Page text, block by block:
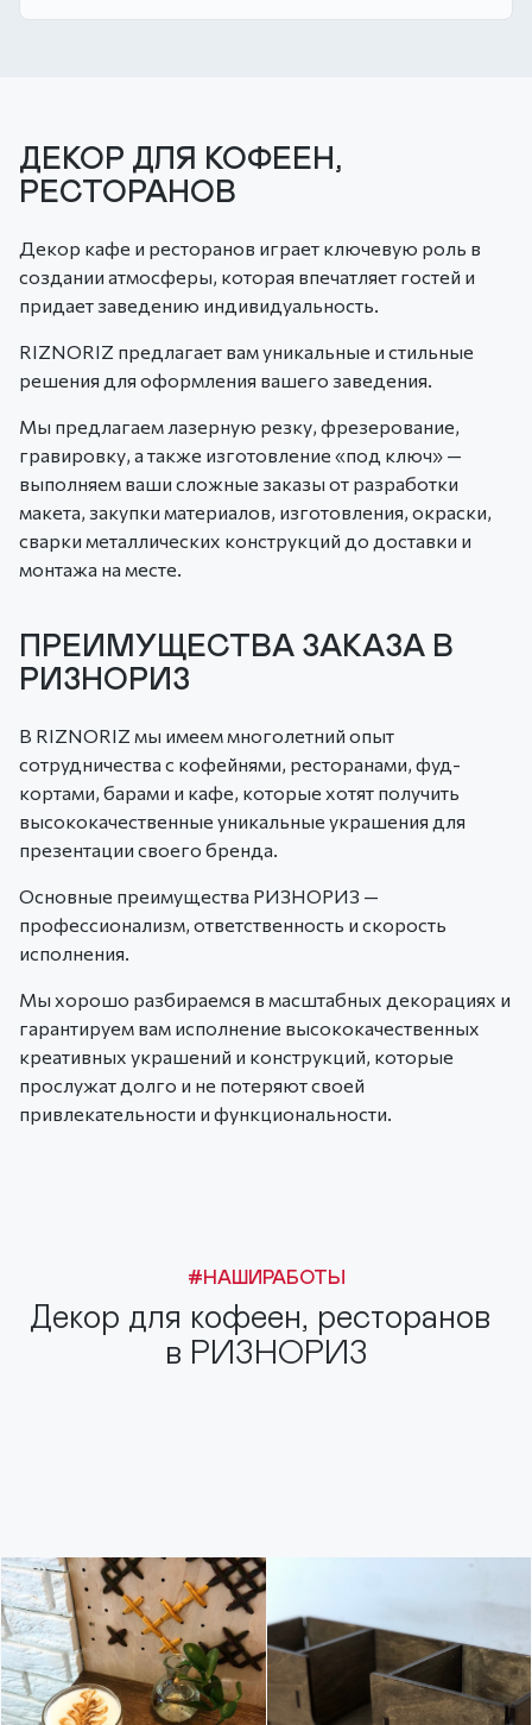
ДЕКОР ДЛЯ КОФЕЕН,
РЕСТОРАНОВ
Декор кафе и ресторанов играет ключевую роль в
создании атмосферы, которая впечатляет гостей и
придает заведению индивидуальность.
RIZNORIZ предлагает вам уникальные и стильные
решения для оформления вашего заведения.
Мы предлагаем лазерную резку, фрезерование,
гравировку, а также изготовление «под ключ» —
выполняем ваши сложные заказы от разработки
макета, закупки материалов, изготовления, окраски,
сварки металлических конструкций до доставки и
монтажа на месте.
ПРЕИМУЩЕСТВА ЗАКАЗА В
РИЗНОРИЗ
В RIZNORIZ мы имеем многолетний опыт
сотрудничества с кофейнями, ресторанами, фуд-
кортами, барами и кафе, которые хотят получить
высококачественные уникальные украшения для
презентации своего бренда.
Основные преимущества РИЗНОРИЗ —
профессионализм, ответственность и скорость
исполнения.
Мы хорошо разбираемся в масштабных декорациях и
гарантируем вам исполнение высококачественных
креативных украшений и конструкций, которые
прослужат долго и не потеряют своей
привлекательности и функциональности.
#НАШИРАБОТЫ
Декор для кофеен, ресторанов
в РИЗНОРИЗ